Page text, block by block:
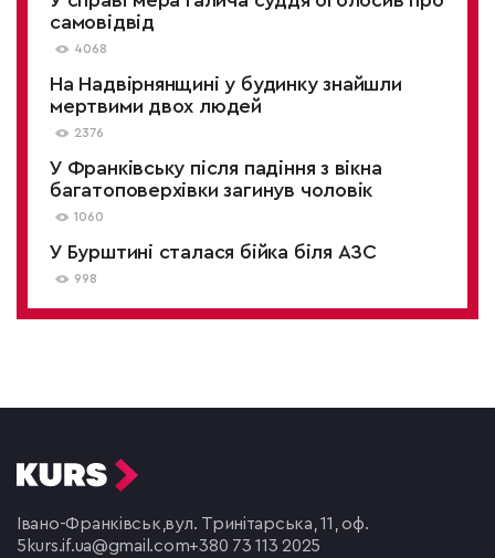
самовідвід
4068
На Надвірнянщині у будинку знайшли
мертвими двох людей
2376
У Франківську після падіння з вікна
багатоповерхівки загинув чоловік
1060
У Бурштині сталася бійка біля АЗС
998
Івано-Франківськ, вул. Тринітарська, 11, оф.
5 kurs.if.ua@gmail.com+380 73 113 2025